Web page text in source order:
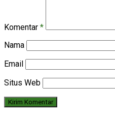
Komentar *
Nama
Email
Situs Web